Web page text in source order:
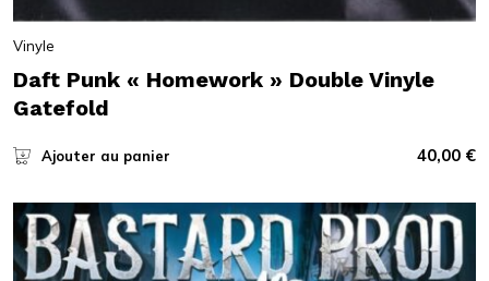
Vinyle
Daft Punk « Homework » Double Vinyle
Gatefold
Ajouter au panier 40,00 €